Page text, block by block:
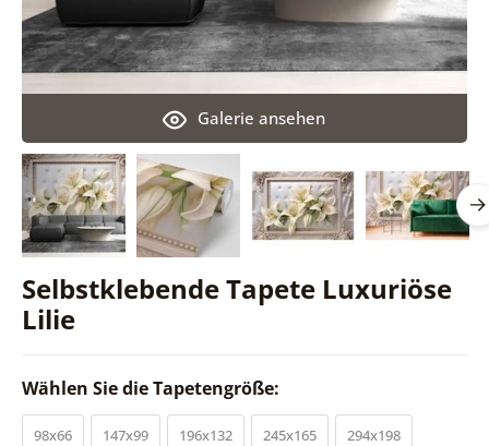
Selbstklebende Tapete Luxuriöse
Lilie
Galerie ansehen
Wählen Sie die Tapetengröße:
98x66 147x99 196x132 245x165 294x198